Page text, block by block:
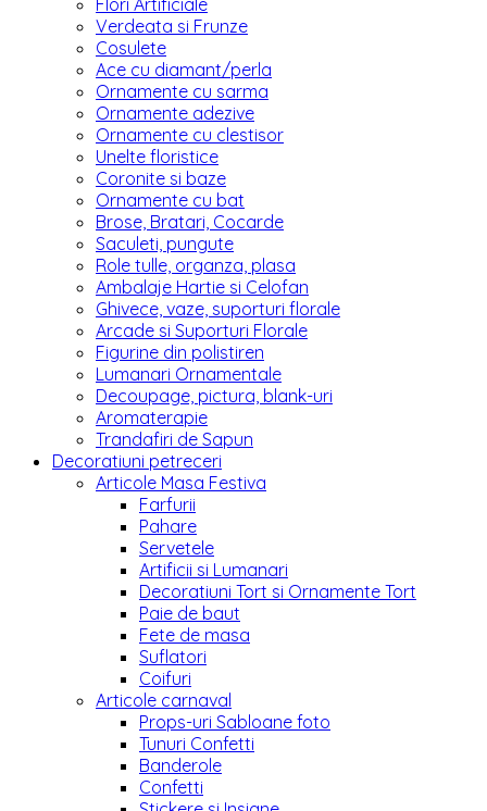
Flori Artificiale
Verdeata si Frunze
Cosulete
Ace cu diamant/perla
Ornamente cu sarma
Ornamente adezive
Ornamente cu clestisor
Unelte floristice
Coronite si baze
Ornamente cu bat
Brose, Bratari, Cocarde
Saculeti, pungute
Role tulle, organza, plasa
Ambalaje Hartie si Celofan
Ghivece, vaze, suporturi florale
Arcade si Suporturi Florale
Figurine din polistiren
Lumanari Ornamentale
Decoupage, pictura, blank-uri
Aromaterapie
Trandafiri de Sapun
Decoratiuni petreceri
Articole Masa Festiva
Farfurii
Pahare
Servetele
Artificii si Lumanari
Decoratiuni Tort si Ornamente Tort
Paie de baut
Fete de masa
Suflatori
Coifuri
Articole carnaval
Props-uri Sabloane foto
Tunuri Confetti
Banderole
Confetti